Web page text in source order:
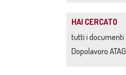
HAI CERCATO
tutti i documenti
Dopolavoro ATAG